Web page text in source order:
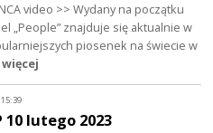
video >> Wydany na początku
„People” znajduje się aktualnie w
piosenek na świecie w
więcej
10 lutego 2023